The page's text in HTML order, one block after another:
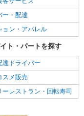
高額
色自由
ー・配達
ョン・アパレル
ト・パートを探す
達ドライバー
スメ販売
ーレストラン・回転寿司